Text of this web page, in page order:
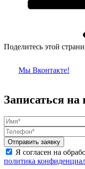
Поделитесь этой
Мы Вконтакте!
Записаться
Я согласен на
политика